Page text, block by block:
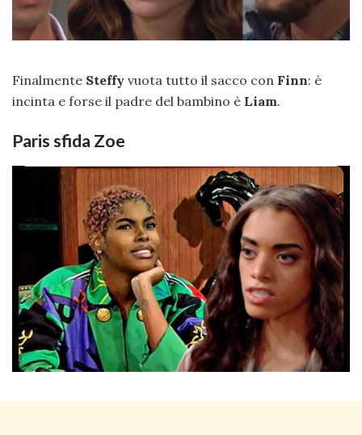
Finalmente Steffy vuota tutto il sacco con Finn: è
incinta e forse il padre del bambino è Liam.
Paris sfida Zoe